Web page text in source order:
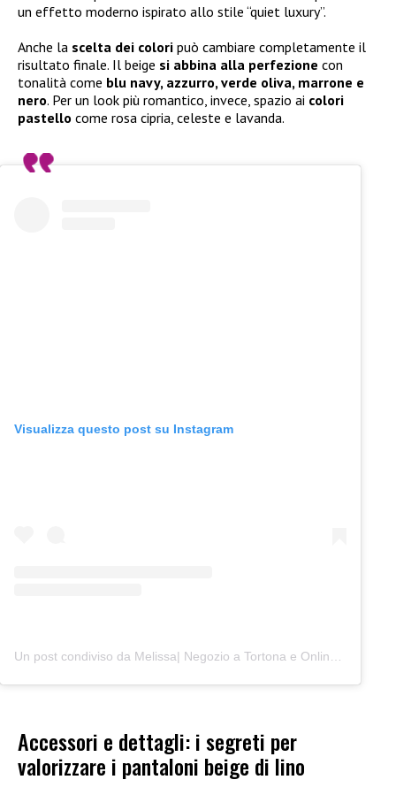
un effetto moderno ispirato allo stile “quiet luxury”.
Anche la scelta dei colori può cambiare completamente il
risultato finale. Il beige si abbina alla perfezione con
tonalità come blu navy, azzurro, verde oliva, marrone e
nero. Per un look più romantico, invece, spazio ai colori
pastello come rosa cipria, celeste e lavanda.
Visualizza questo post su Instagram
Accessori e dettagli: i segreti per
valorizzare i pantaloni beige di lino